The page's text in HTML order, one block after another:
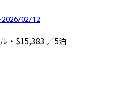
2026/02/12
・$15,383 ／5泊